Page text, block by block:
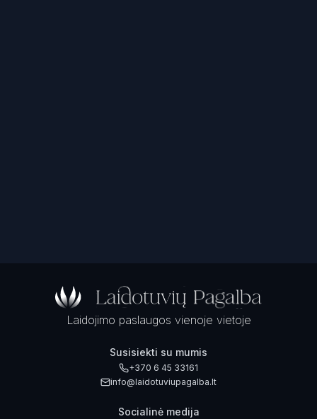
Laidojimo paslaugos vienoje vietoje
Susisiekti su mumis
+370 6 45 33161
info@laidotuviupagalba.lt
Socialinė medija